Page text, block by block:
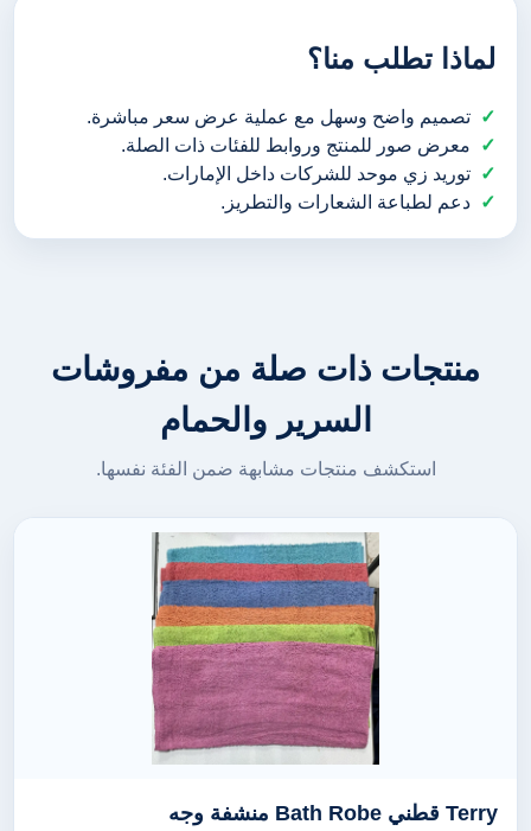
لماذا تطلب منا؟
تصميم واضح وسهل مع عملية عرض سعر مباشرة.
معرض صور للمنتج وروابط للفئات ذات الصلة.
توريد زي موحد للشركات داخل الإمارات.
دعم لطباعة الشعارات والتطريز.
منتجات ذات صلة من مفروشات
السرير والحمام
استكشف منتجات مشابهة ضمن الفئة نفسها.
Terry قطني Bath Robe منشفة وجه